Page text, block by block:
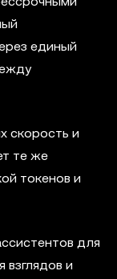
единый
скорость и
те же
токенов и
для
и